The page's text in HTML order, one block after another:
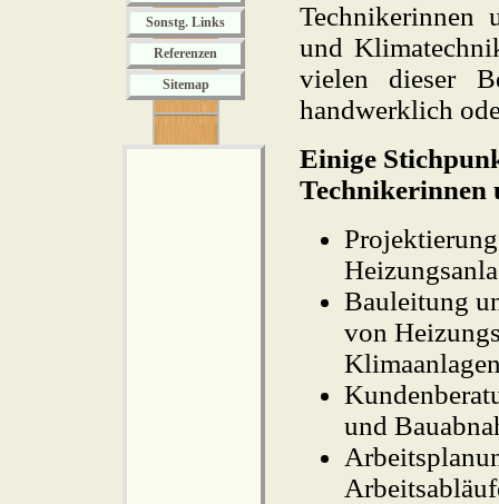
Sonstg. Links
Referenzen
Sitemap
Technikerinnen
und
vielen dieser
handwerklich
Einige
Technikerinnen
Bauleitung
von
und